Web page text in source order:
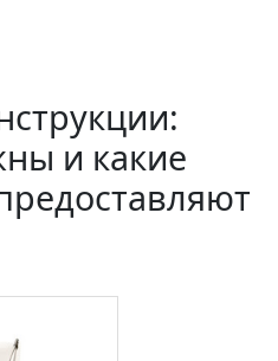
и какие